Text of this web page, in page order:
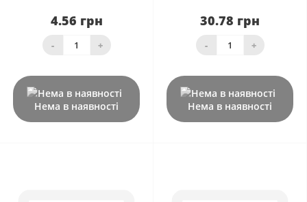
4.56 грн
- +
Нема в наявності
30.78 грн
- +
Нема в наявності